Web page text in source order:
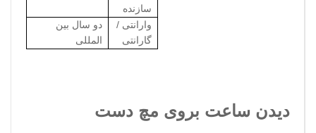
سازنده
وارانتی /
گارانتی
دو سال بین
المللی
دیدن ساعت بروی مچ دست